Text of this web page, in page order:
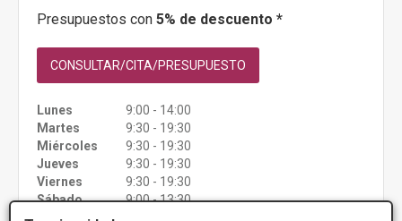
Presupuestos con 5% de descuento *
CONSULTAR/CITA/PRESUPUESTO
Lunes
9:00 - 14:00
Martes
9:30 - 19:30
Miércoles
9:30 - 19:30
Jueves
9:30 - 19:30
Viernes
9:30 - 19:30
Sábado
9:00 - 13:30